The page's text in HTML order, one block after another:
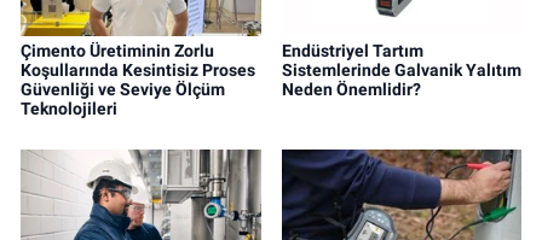
Çimento Üretiminin Zorlu
Koşullarında Kesintisiz Proses
Güvenliği ve Seviye Ölçüm
Teknolojileri
Endüstriyel Tartım
Sistemlerinde Galvanik Yalıtım
Neden Önemlidir?